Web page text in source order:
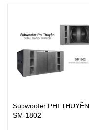
Subwoofer PHI THUYỀN
SM-1802